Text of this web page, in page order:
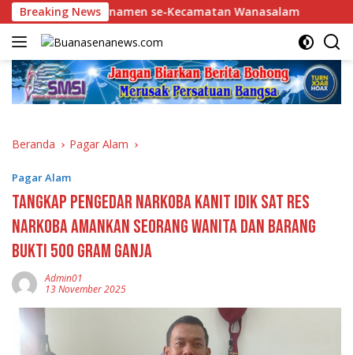
Langsung
ke
konten
Breaking News
Sengit Turnamen se-Kecamatan Wanasalam
Beranda Pagar Alam
Pagar Alam
Tangkap Pengedar Narkoba Kanit Idik Sat Res
Narkoba Amankan Seorang Wanita Dan Barang
Bukti 500 Gram Ganja
Admin01
13 November 2025